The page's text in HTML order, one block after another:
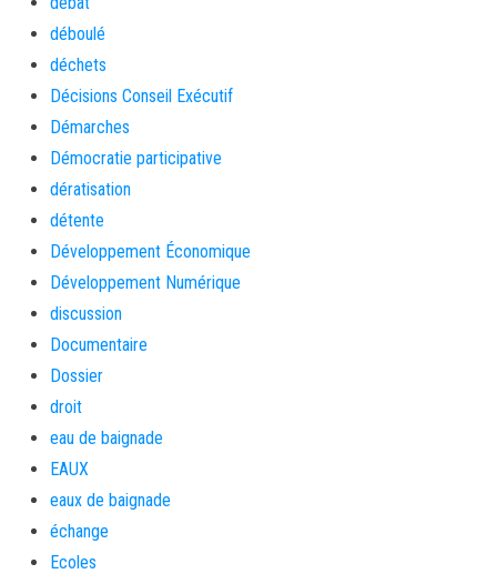
déboulé
déchets
Décisions Conseil Exécutif
Démarches
Démocratie participative
dératisation
détente
Développement Économique
Développement Numérique
discussion
Documentaire
Dossier
droit
eau de baignade
EAUX
eaux de baignade
échange
Ecoles